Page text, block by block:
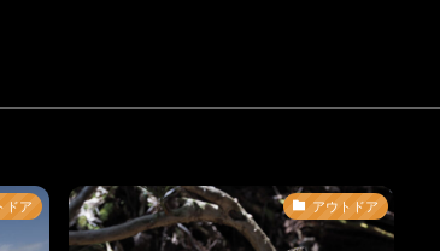
ドア アウトドア